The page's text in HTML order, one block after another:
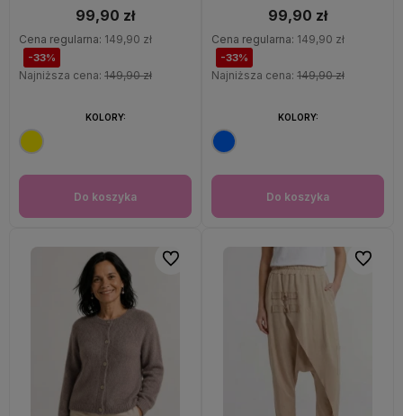
99,90 zł
Cena regularna: 149,90 zł
-33%
Najniższa cena: 149,90 zł
Do koszyka
KOLORY:
99,90 zł
Cena regularna: 149,90 zł
-33%
Najniższa cena: 149,90 zł
Do koszyka
KOLORY:
Do ulubionych Do